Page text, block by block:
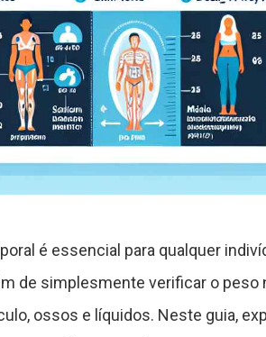
é essencial para qualquer
de simplesmente verificar o peso
ossos e líquidos. Neste guia,